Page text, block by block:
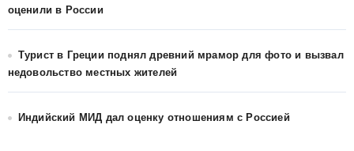
оценили в России
Турист в Греции поднял древний мрамор для фото и вызвал
недовольство местных жителей
Индийский МИД дал оценку отношениям с Россией